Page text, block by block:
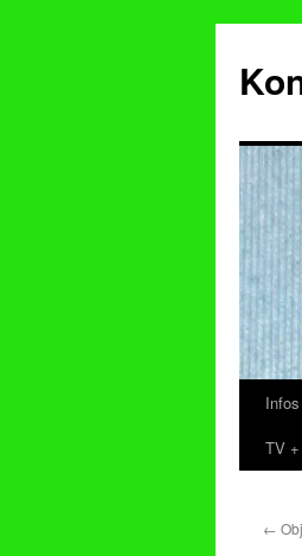
Zum
Inhalt
Infos
TV
←